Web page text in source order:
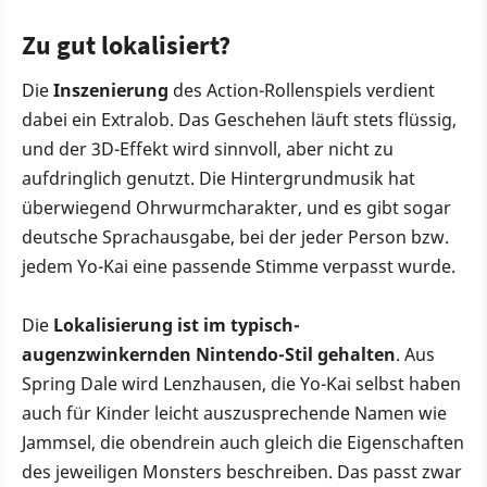
Zu gut lokalisiert?
DieInszenierung des Action-Rollenspiels verdient
dabei ein Extralob. Das Geschehen läuft stets flüssig,
und der 3D-Effekt wird sinnvoll, aber nicht zu
aufdringlich genutzt. Die Hintergrundmusik hat
überwiegend Ohrwurmcharakter, und es gibt sogar
deutsche Sprachausgabe, bei der jeder Person bzw.
jedem Yo-Kai eine passende Stimme verpasst wurde.
Die Lokalisierung ist im typisch-
augenzwinkernden Nintendo-Stil gehalten. Aus
Spring Dale wird Lenzhausen, die Yo-Kai selbst haben
auch für Kinder leicht auszusprechende Namen wie
Jammsel, die obendrein auch gleich die Eigenschaften
des jeweiligen Monsters beschreiben. Das passt zwar